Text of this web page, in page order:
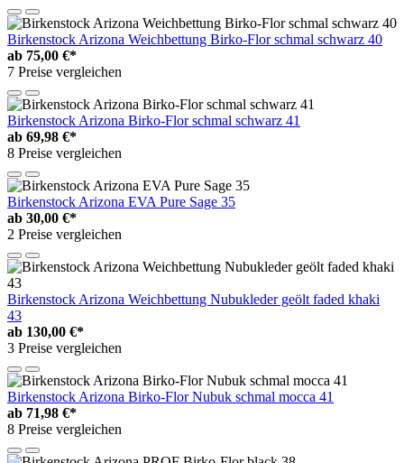
Birkenstock Arizona Weichbettung Birko-Flor schmal schwarz 40
ab 75,00 €*
7 Preise vergleichen
Birkenstock Arizona Birko-Flor schmal schwarz 41
ab 69,98 €*
8 Preise vergleichen
Birkenstock Arizona EVA Pure Sage 35
ab 30,00 €*
2 Preise vergleichen
Birkenstock Arizona Weichbettung Nubukleder geölt faded khaki
43
ab 130,00 €*
3 Preise vergleichen
Birkenstock Arizona Birko-Flor Nubuk schmal mocca 41
ab 71,98 €*
8 Preise vergleichen